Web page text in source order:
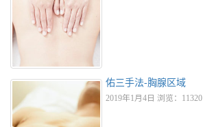
佑三手法-胸腺区域
2019年1月4日 浏览：11320